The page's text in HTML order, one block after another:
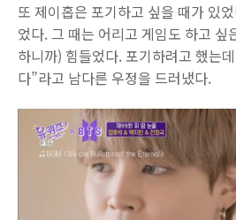
또 제이홉은 포기하고 싶을 때가 있
었다. 그 때는 어리고 게임도 하고 싶
하니까) 힘들었다. 포기하려고 했는
다”라고 남다른 우정을 드러냈다.